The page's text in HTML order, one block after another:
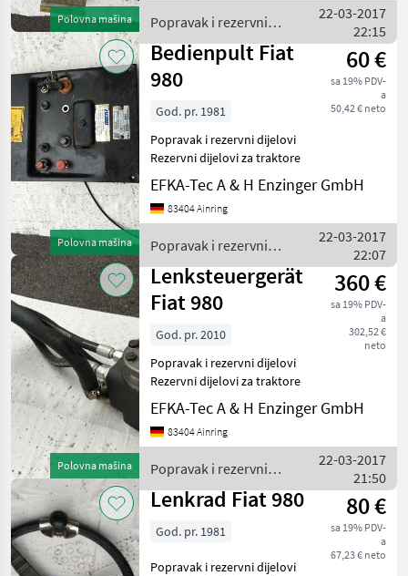
(21)
MARKETPLACE
Marketplace
Ponude
trgovaca
Oglasi
Polovna mašina
Popravak i rezervni
dijelovi / Fiat
22-03-2017
22:15
Polovna mašina
Bedienpult Fiat
980
60 €
sa 19% PDV-
a
50,42 € neto
God. pr. 1981
Popravak i rezervni dijelovi
Rezervni dijelovi za traktore
EFKA-Tec A & H Enzinger GmbH
83404 Ainring
Popravak i rezervni
dijelovi / Fiat
22-03-2017
22:07
Polovna mašina
Lenksteuergerät
Fiat 980
360 €
sa 19% PDV-
a
302,52 €
neto
God. pr. 2010
Popravak i rezervni dijelovi
Rezervni dijelovi za traktore
EFKA-Tec A & H Enzinger GmbH
83404 Ainring
Popravak i rezervni
dijelovi / Fiat
22-03-2017
21:50
Lenkrad Fiat 980 80 €
sa 19% PDV-
a
67,23 € neto
God. pr. 1981
Popravak i rezervni dijelovi